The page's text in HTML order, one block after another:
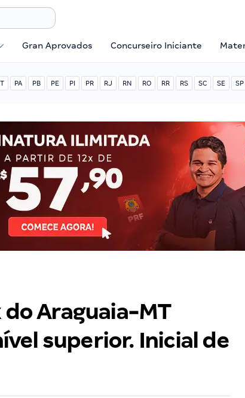
Gran Aprovados Concurseiro Iniciante
PA PB PE PI PR RJ RN RO RR RS SC SE SP
do Araguaia-MT
superior. Inicial de